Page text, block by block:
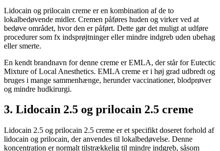
Lidocain og prilocain creme er en kombination af de to
lokalbedøvende midler. Cremen påføres huden og virker ved at
bedøve området, hvor den er påført. Dette gør det muligt at udføre
procedurer som fx indsprøjtninger eller mindre indgreb uden ubehag
eller smerte.
En kendt brandnavn for denne creme er EMLA, der står for Eutectic
Mixture of Local Anesthetics. EMLA creme er i høj grad udbredt og
bruges i mange sammenhænge, herunder vaccinationer, blodprøver
og mindre hudkirurgi.
3. Lidocain 2.5 og prilocain 2.5 creme
Lidocain 2.5 og prilocain 2.5 creme er et specifikt doseret forhold af
lidocain og prilocain, der anvendes til lokalbedøvelse. Denne
koncentration er normalt tilstrækkelig til mindre indgreb, såsom